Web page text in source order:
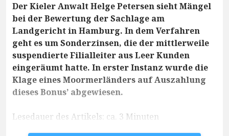
Der Kieler Anwalt Helge Petersen sieht Mängel
bei der Bewertung der Sachlage am
Landgericht in Hamburg. In dem Verfahren
geht es um Sonderzinsen, die der mittlerweile
suspendierte Filialleiter aus Leer Kunden
eingeräumt hatte. In erster Instanz wurde die
Klage eines Moormerländers auf Auszahlung
dieses Bonus’ abgewiesen.
Lesedauer des Artikels: ca. 3 Minuten